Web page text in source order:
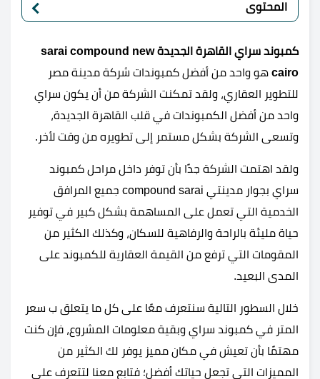
المحتوى
كمبوند سراي القاهرة الجديدة sarai compound new
cairo هو واحد من أفضل كمبوندات شركة مدينة مصر
للتطوير العقاري، ولقد تمكنت الشركة من أن يكون سراي
واحد من أفضل الكمبوندات في قلب القاهرة الجديدة،
وتسعى الشركة بشكل مستمر إلى تطويره من وقت لأخر.
ولقد اهتمت الشركة جدًا بأن توفر داخل مراحل كمبوند
سراي بجوار مدينتي compound sarai جميع المرافق
الخدمية التي تعمل على المساهمة بشكل كبير في توفير
حياة مليئة بالراحة والرفاهية للسكان، وكذلك الكثير من
المقومات التي ترفع من القيمة العقارية للكمبوند على
المدى البعيد.
خلال السطور التالية سنتعرف معًا على كل ما يتعلق ب سعر
المتر في كمبوند سراي وبقية معلومات المشروع، فإن كنت
مهتمًا بأن تعيش في مكان مميز يوفر لك الكثير من
المميزات التي تجعل حياتك أفضل؛ فتابع معنا لتتعرف على